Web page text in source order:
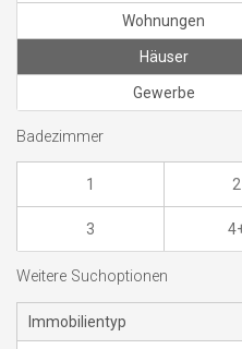
Wohnungen
Häuser
Gewerbe
Badezimmer
1 2
3
Weitere Suchoptionen
Immobilientyp